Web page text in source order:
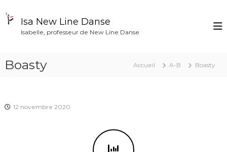
Isa New Line Danse
Isabelle, professeur de New Line Danse
Boasty Accueil A-B Boasty
12 novembre 2020